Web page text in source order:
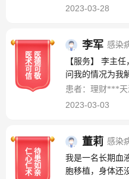
2023-03-28
医
术
可
信
医
德
可
敬
李军 感染
【服务】 李主
问我的情况为我
患者：理财***天
2023-03-03
仁
心
仁
术
待
患
如
亲
董莉 感染
我是一名长期血
胞移植，身体还